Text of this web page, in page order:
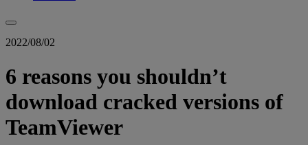
2022/08/02
6 reasons you shouldn’t
download cracked versions of
TeamViewer